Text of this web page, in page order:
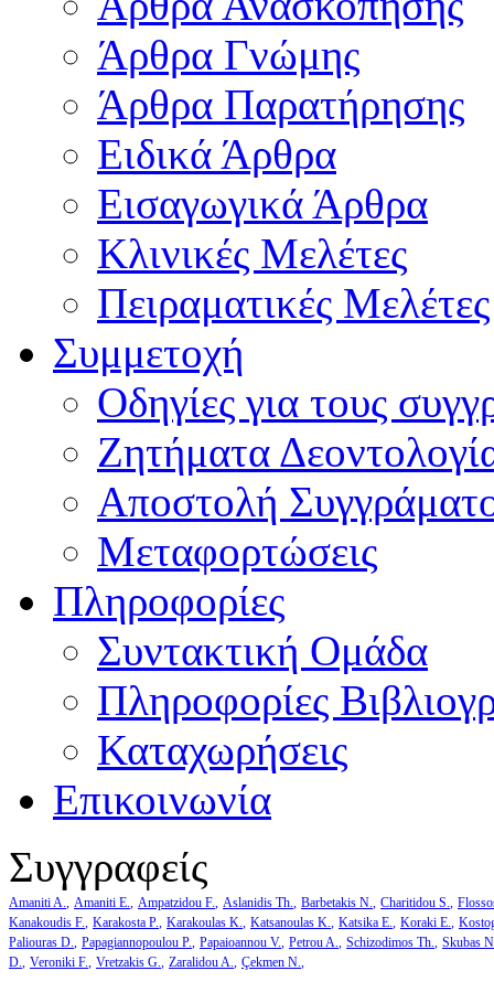
Άρθρα Γνώμης
Άρθρα Παρατήρησης
Ειδικά Άρθρα
Εισαγωγικά Άρθρα
Κλινικές Μελέτες
Πειραματικές Μελέτες
Συμμετοχή
Οδηγίες για τους
Ζητήματα
Αποστολή
Μεταφορτώσεις
Πληροφορίες
Συντακτική Ομάδα
Πληροφορίες
Καταχωρήσεις
Επικοινωνία
Συγγραφείς
Amaniti A. Amaniti E. Ampatzidou F. Aslanidis Th. Barbetakis N. Charitidou S.
Kanakoudis F. Karakosta P. Karakoulas K. Katsanoulas K. Katsika E. Koraki E.
Paliouras D. Papagiannopoulou P. Papaioannou V. Petrou A. Schizodimos Th. Skubas
D. Veroniki F. Vretzakis G. Zaralidou A. Çekmen N.